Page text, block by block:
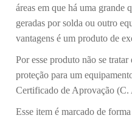
áreas em que há uma grande
geradas por solda ou outro
vantagens é um produto de
Por esse produto não se
proteção para um
Certificado de Aprovação
Esse item é marcado de